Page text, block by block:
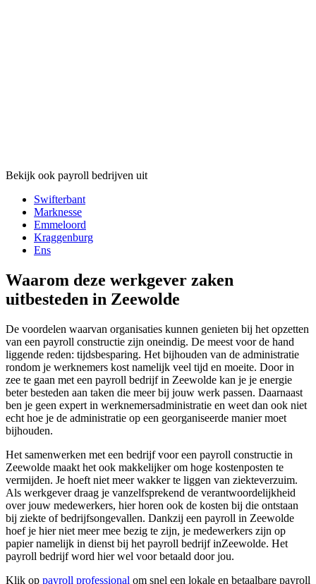
Bekijk ook payroll bedrijven uit
Swifterbant
Marknesse
Emmeloord
Kraggenburg
Ens
Waarom deze werkgever zaken
uitbesteden in Zeewolde
De voordelen waarvan organisaties kunnen genieten bij het opzetten
van een payroll constructie zijn oneindig. De meest voor de hand
liggende reden: tijdsbesparing. Het bijhouden van de administratie
rondom je werknemers kost namelijk veel tijd en moeite. Door in
zee te gaan met een payroll bedrijf in Zeewolde kan je je energie
beter besteden aan taken die meer bij jouw werk passen. Daarnaast
ben je geen expert in werknemersadministratie en weet dan ook niet
echt hoe je de administratie op een georganiseerde manier moet
bijhouden.
Het samenwerken met een bedrijf voor een payroll constructie in
Zeewolde maakt het ook makkelijker om hoge kostenposten te
vermijden. Je hoeft niet meer wakker te liggen van ziekteverzuim.
Als werkgever draag je vanzelfsprekend de verantwoordelijkheid
over jouw medewerkers, hier horen ook de kosten bij die ontstaan
bij ziekte of bedrijfsongevallen. Dankzij een payroll in Zeewolde
hoef je hier niet meer mee bezig te zijn, je medewerkers zijn op
papier namelijk in dienst bij het payroll bedrijf inZeewolde. Het
payroll bedrijf word hier wel voor betaald door jou.
Klik op payroll professional om snel een lokale en betaalbare payroll